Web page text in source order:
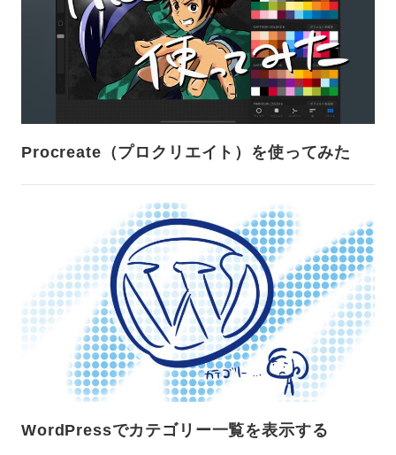
Procreate（プロクリエイト）を使ってみた
WordPressでカテゴリー一覧を表示する